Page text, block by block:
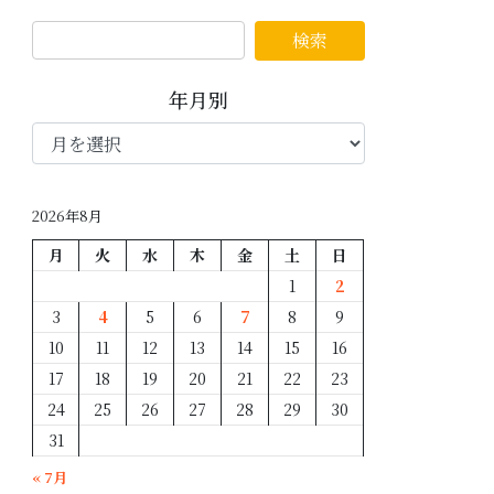
年月別
年
2026年8月
月 火 水 木 金 土
日
1
2
3
4 5 6 7 8
9
10
11 12 13 14 15
16
17
18 19 20 21 22
23
24
25 26 27 28 29
30
31
« 7月